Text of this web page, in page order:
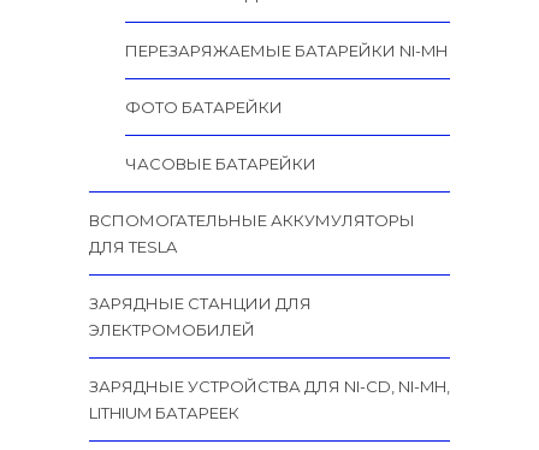
ПЕРЕЗАРЯЖАЕМЫЕ БАТАРЕЙКИ NI-MH
ФОТО БАТАРЕЙКИ
ЧАСОВЫЕ БАТАРЕЙКИ
ВСПОМОГАТЕЛЬНЫЕ АККУМУЛЯТОРЫ
ДЛЯ TESLA
ЗАРЯДНЫЕ СТАНЦИИ ДЛЯ
ЭЛЕКТРОМОБИЛЕЙ
ЗАРЯДНЫЕ УСТРОЙСТВА ДЛЯ NI-CD, NI-MH,
LITHIUM БАТАРЕЕК